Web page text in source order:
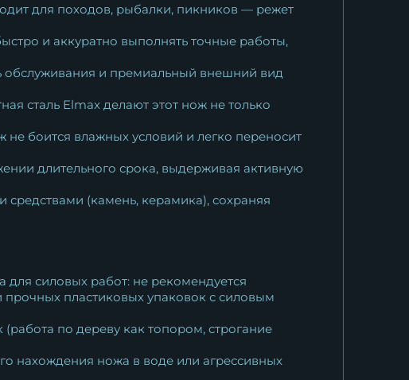
для походов, рыбалки, пикников — режет
и аккуратно выполнять точные работы,
обслуживания и премиальный внешний вид
сталь Elmax делают этот нож не только
боится влажных условий и легко переносит
длительного срока, выдерживая активную
(камень, керамика), сохраняя
силовых работ: не рекомендуется
прочных пластиковых упаковок с силовым
по дереву как топором, строгание
нахождения ножа в воде или агрессивных